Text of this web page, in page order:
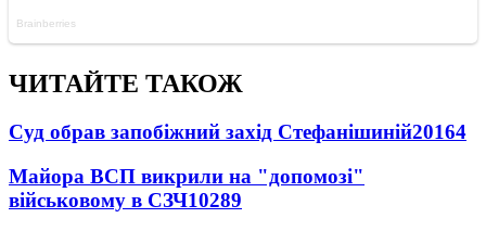
ЧИТАЙТЕ ТАКОЖ
Суд обрав запобіжний захід Стефанішиній20164
Майора ВСП викрили на "допомозі"
військовому в СЗЧ10289